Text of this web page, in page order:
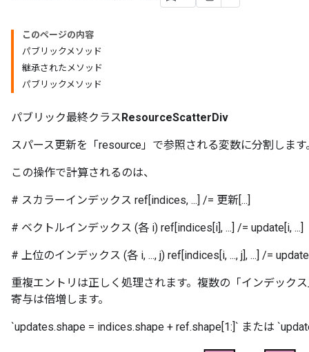
このページの内容
パブリックメソッド
継承されたメソッド
パブリックメソッド
パブリック最終クラスResourceScatterDiv
スパース更新を「resource」で参照される変数に分割します
この操作で計算されるのは、
# スカラーインデックス ref[indices, ...] /= 更新[...]
# ベクトルインデックス (各 i) ref[indices[i], ...] /= update[i, ...]
# 上位のインデックス (各 i, ..., j) ref[indices[i, ..., j], ...] /=
重複エントリは正しく処理されます。複数の「インデック
寄与は倍増します。
`updates.shape = indices.shape + ref.shape[1:]` または